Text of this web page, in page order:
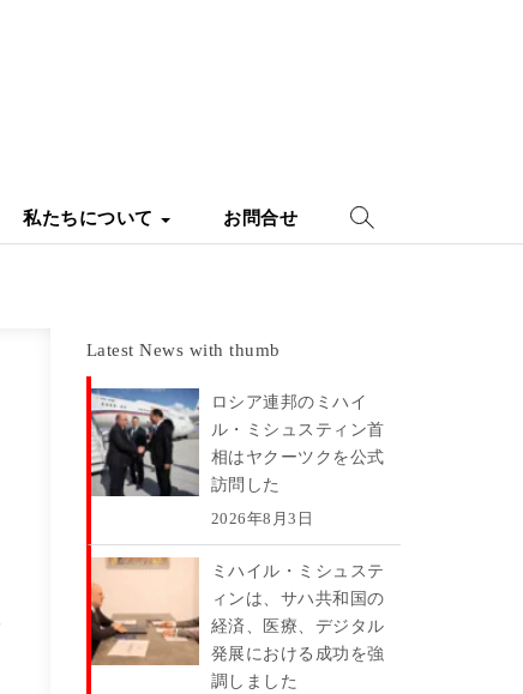
私たちについて お問合せ
Latest News with thumb
ロシア連邦のミハイ
ル・ミシュスティン首
相はヤクーツクを公式
訪問した
2026年8月3日
ミハイル・ミシュステ
ィンは、サハ共和国の
経済、医療、デジタル
発展における成功を強
調しました